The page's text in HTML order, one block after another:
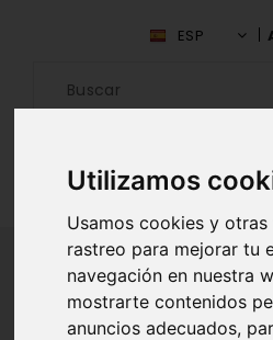
Utilizamos
Usamos cookies y
rastreo para mejorar tu
navegación en nuestra
mostrarte contenidos
anuncios adecuados,
ESP
ALQUILAR